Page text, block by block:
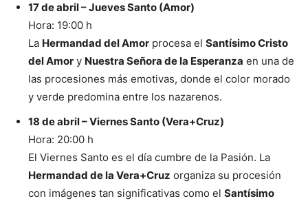
17 de abril – Jueves Santo (Amor)
Hora: 19:00 h
La Hermandad del Amor procesa el Santísimo Cristo
del Amor y Nuestra Señora de la Esperanza en una de
las procesiones más emotivas, donde el color morado
y verde predomina entre los nazarenos.
18 de abril – Viernes Santo (Vera+Cruz)
Hora: 20:00 h
El Viernes Santo es el día cumbre de la Pasión. La
Hermandad de la Vera+Cruz organiza su procesión
con imágenes tan significativas como el Santísimo